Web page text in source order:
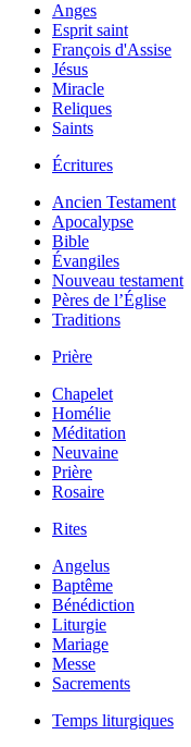
Anges
Esprit saint
François d'Assise
Jésus
Miracle
Reliques
Saints
Écritures
Ancien Testament
Apocalypse
Bible
Évangiles
Nouveau testament
Pères de l’Église
Traditions
Prière
Chapelet
Homélie
Méditation
Neuvaine
Prière
Rosaire
Rites
Angelus
Baptême
Bénédiction
Liturgie
Mariage
Messe
Sacrements
Temps liturgiques